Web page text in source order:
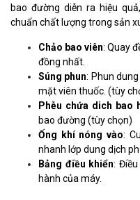
bao đường diễn ra hiệu
chuẩn chất lượng trong sản
Chảo bao viên: Quay
đồng nhất.
Súng phun: Phun
mặt viên thuốc. (tùy
Phễu chứa dich bao
bao đường (tùy chọn)
Ống khí nóng vào:
nhanh lớp dung dịch
Bảng điều khiển:
hành của máy.